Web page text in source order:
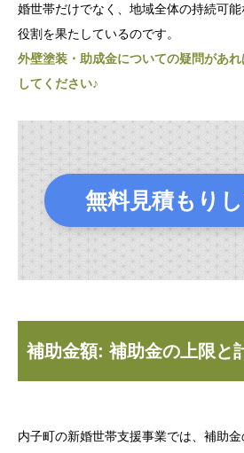
婚世帯だけでなく、地域全体の持続可
役割を果たしているのです。
外壁塗装・助成金についての疑問があ
してください♪
無料見積もり
補助金額: 補助金の上限と
内子町の新婚世帯支援事業では、補助